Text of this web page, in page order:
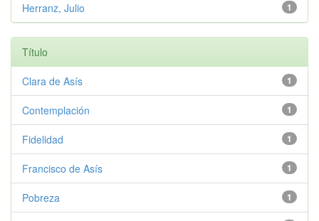
1
Herranz, Julio
Título
1
Clara de Asís
1
Contemplación
1
Fidelidad
1
Francisco de Asís
1
Pobreza